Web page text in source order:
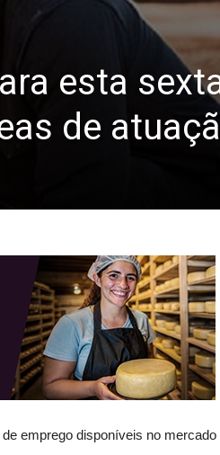
esta
de
emprego disponíveis no